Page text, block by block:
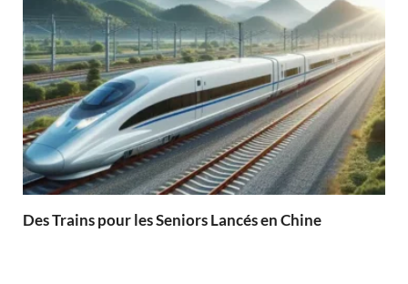
Des Trains pour les Seniors Lancés en Chine